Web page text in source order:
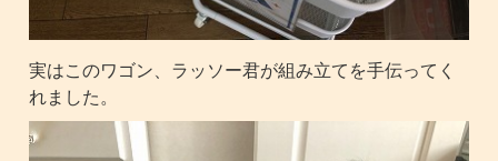
実はこのワゴン、ラッソー君が組み立てを手伝ってく
れました。